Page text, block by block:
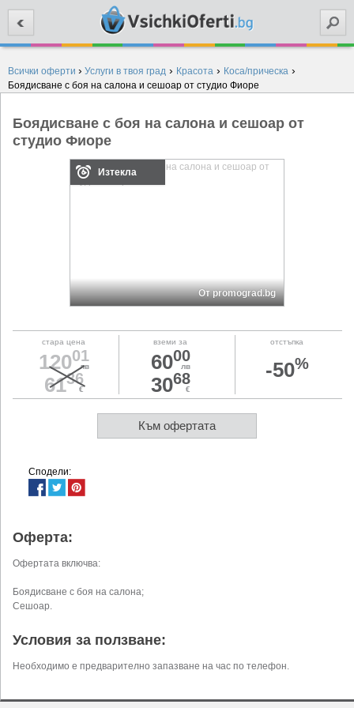
Всички оферти › Услуги в твоя град › Красота › Коса/прическа ›
Боядисване с боя на салона и сешоар от студио Фиоре
Боядисване с боя на салона и сешоар от
студио Фиоре
Изтекла
От promograd.bg
стара цена
12001
лв
6136
€
вземи за
6000
лв
3068
€
отстъпка
-50%
Към офертата
Сподели:
Оферта:
Офертата включва:
Боядисване с боя на салона;
Сешоар.
Условия за ползване:
Необходимо е предварително запазване на час по телефон.